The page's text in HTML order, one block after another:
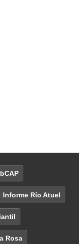
Informe Río Atuel
Rosa